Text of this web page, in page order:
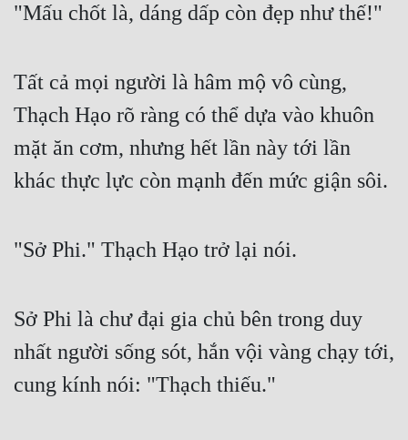
"Mấu chốt là, dáng dấp còn đẹp như thế!"
Tất cả mọi người là hâm mộ vô cùng,
Thạch Hạo rõ ràng có thể dựa vào khuôn
mặt ăn cơm, nhưng hết lần này tới lần
khác thực lực còn mạnh đến mức giận sôi.
"Sở Phi." Thạch Hạo trở lại nói.
Sở Phi là chư đại gia chủ bên trong duy
nhất người sống sót, hắn vội vàng chạy tới,
cung kính nói: "Thạch thiếu."